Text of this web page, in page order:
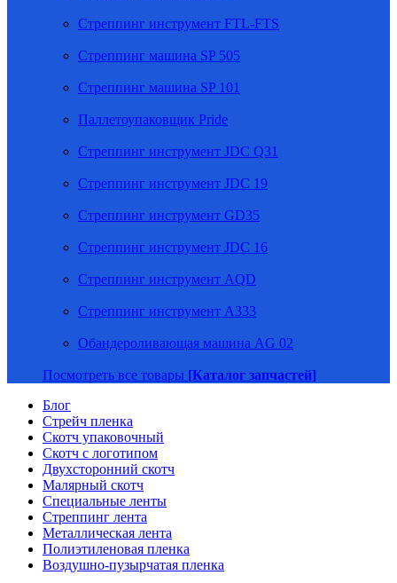
Стреппинг инструмент FTL-FTS
Стреппинг машина SP 505
Стреппинг машина SP 101
Паллетоупаковщик Pride
Стреппинг инструмент JDC Q31
Стреппинг инструмент JDC 19
Стреппинг инструмент GD35
Стреппинг инструмент JDC 16
Стреппинг инструмент AQD
Стреппинг инструмент A333
Обандероливающая машина AG 02
Посмотреть все товары [Каталог запчастей]
Блог
Стрейч пленка
Скотч упаковочный
Скотч с логотипом
Двухсторонний скотч
Малярный скотч
Специальные ленты
Стреппинг лента
Металлическая лента
Полиэтиленовая пленка
Воздушно-пузырчатая пленка